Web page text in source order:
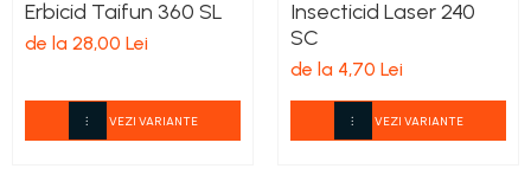
Erbicid Taifun 360 SL
de la 28,00 Lei
VEZI VARIANTE
Insecticid Laser 240
SC
de la 4,70 Lei
VEZI VARIANTE